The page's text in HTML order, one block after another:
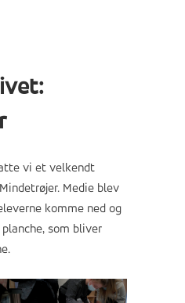
vi et velkendt
Medie blev
komme ned og
som bliver